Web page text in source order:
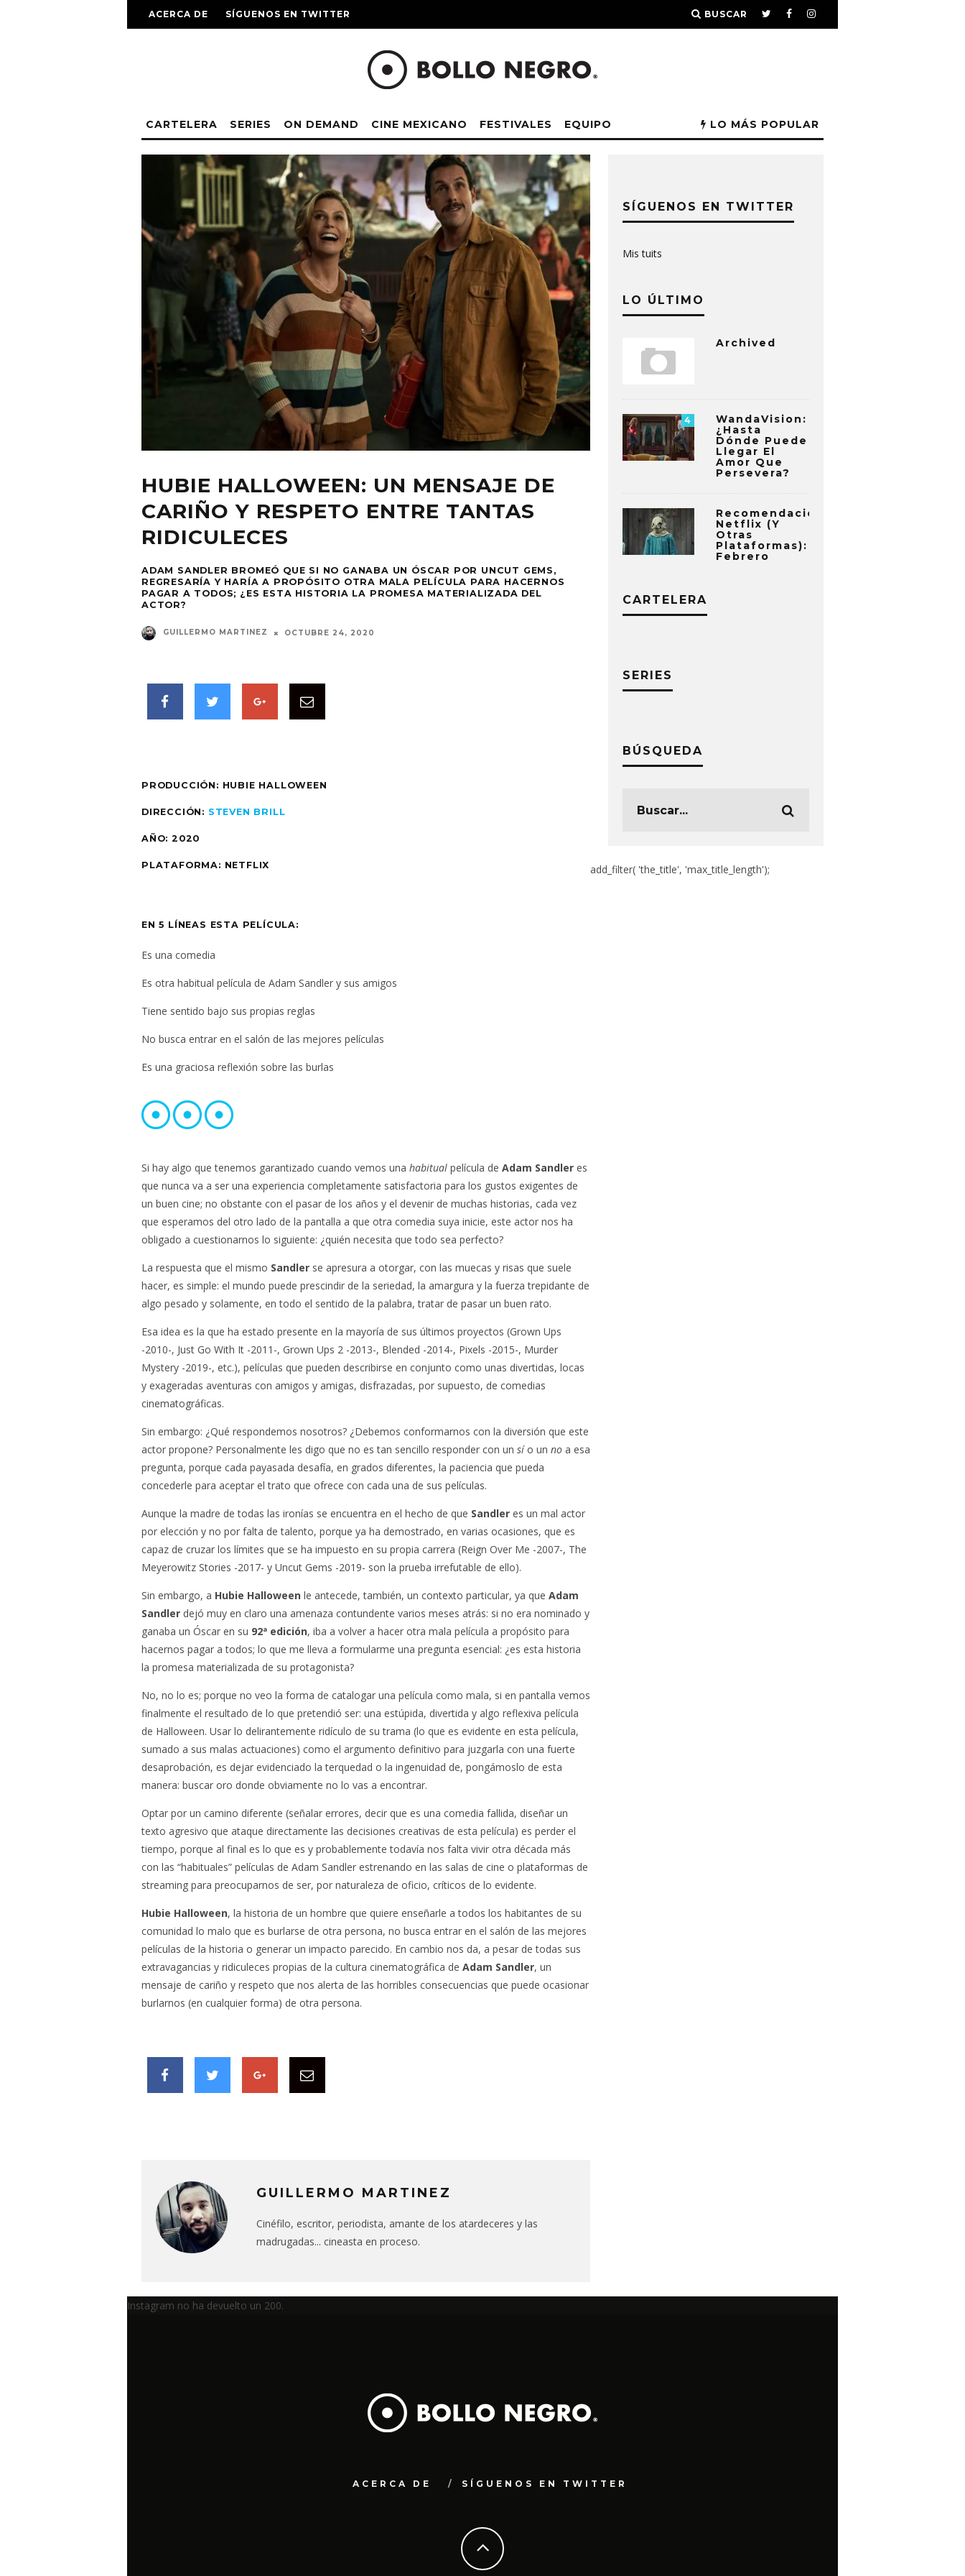
ACERCA DE SÍGUENOS EN TWITTER BUSCAR
CARTELERA SERIES ON DEMAND CINE MEXICANO FESTIVALES EQUIPO LO MÁS POPULAR
HUBIE HALLOWEEN: UN MENSAJE DE
CARIÑO Y RESPETO ENTRE TANTAS
RIDICULECES
ADAM SANDLER BROMEÓ QUE SI NO GANABA UN ÓSCAR POR UNCUT GEMS,
REGRESARÍA Y HARÍA A PROPÓSITO OTRA MALA PELÍCULA PARA HACERNOS
PAGAR A TODOS; ¿ES ESTA HISTORIA LA PROMESA MATERIALIZADA DEL
ACTOR?
GUILLERMO MARTINEZ OCTUBRE 24, 2020
PRODUCCIÓN: HUBIE HALLOWEEN
DIRECCIÓN: STEVEN BRILL
AÑO: 2020
PLATAFORMA: NETFLIX
EN 5 LÍNEAS ESTA PELÍCULA:
Es una comedia
Es otra habitual película de Adam Sandler y sus amigos
Tiene sentido bajo sus propias reglas
No busca entrar en el salón de las mejores películas
Es una graciosa reflexión sobre las burlas
Si hay algo que tenemos garantizado cuando vemos una habitual película de Adam Sandler es
que nunca va a ser una experiencia completamente satisfactoria para los gustos exigentes de
un buen cine; no obstante con el pasar de los años y el devenir de muchas historias, cada vez
que esperamos del otro lado de la pantalla a que otra comedia suya inicie, este actor nos ha
obligado a cuestionarnos lo siguiente: ¿quién necesita que todo sea perfecto?
La respuesta que el mismo Sandler se apresura a otorgar, con las muecas y risas que suele
hacer, es simple: el mundo puede prescindir de la seriedad, la amargura y la fuerza trepidante de
algo pesado y solamente, en todo el sentido de la palabra, tratar de pasar un buen rato.
Esa idea es la que ha estado presente en la mayoría de sus últimos proyectos (Grown Ups
-2010-, Just Go With It -2011-, Grown Ups 2 -2013-, Blended -2014-, Pixels -2015-, Murder
Mystery -2019-, etc.), películas que pueden describirse en conjunto como unas divertidas, locas
y exageradas aventuras con amigos y amigas, disfrazadas, por supuesto, de comedias
cinematográficas.
Sin embargo: ¿Qué respondemos nosotros? ¿Debemos conformarnos con la diversión que este
actor propone? Personalmente les digo que no es tan sencillo responder con un sío un no a esa
pregunta, porque cada payasada desafía, en grados diferentes, la paciencia que pueda
concederle para aceptar el trato que ofrece con cada una de sus películas.
Aunque la madre de todas las ironías se encuentra en el hecho de que Sandler es un mal actor
por elección y no por falta de talento, porque ya ha demostrado, en varias ocasiones, que es
capaz de cruzar los límites que se ha impuesto en su propia carrera (Reign Over Me -2007-, The
Meyerowitz Stories -2017- y Uncut Gems -2019- son la prueba irrefutable de ello).
Sin embargo, a Hubie Halloween le antecede, también, un contexto particular, ya que Adam
Sandler dejó muy en claro una amenaza contundente varios meses atrás: si no era nominado y
ganaba un Óscar en su 92ª edición, iba a volver a hacer otra mala película a propósito para
hacernos pagar a todos; lo que me lleva a formularme una pregunta esencial: ¿es esta historia
la promesa materializada de su protagonista?
No, no lo es; porque no veo la forma de catalogar una película como mala, si en pantalla vemos
finalmente el resultado de lo que pretendió ser: una estúpida, divertida y algo reflexiva película
de Halloween. Usar lo delirantemente ridículo de su trama (lo que es evidente en esta película,
sumado a sus malas actuaciones) como el argumento definitivo para juzgarla con una fuerte
desaprobación, es dejar evidenciado la terquedad o la ingenuidad de, pongámoslo de esta
manera: buscar oro donde obviamente no lo vas a encontrar.
Optar por un camino diferente (señalar errores, decir que es una comedia fallida, diseñar un
texto agresivo que ataque directamente las decisiones creativas de esta película) es perder el
tiempo, porque al final es lo que es y probablemente todavía nos falta vivir otra década más
con las “habituales” películas de Adam Sandler estrenando en las salas de cine o plataformas de
streaming para preocuparnos de ser, por naturaleza de oficio, críticos de lo evidente.
Hubie Halloween, la historia de un hombre que quiere enseñarle a todos los habitantes de su
comunidad lo malo que es burlarse de otra persona, no busca entrar en el salón de las mejores
películas de la historia o generar un impacto parecido. En cambio nos da, a pesar de todas sus
extravagancias y ridiculeces propias de la cultura cinematográfica de Adam Sandler, un
mensaje de cariño y respeto que nos alerta de las horribles consecuencias que puede ocasionar
burlarnos (en cualquier forma) de otra persona.
GUILLERMO MARTINEZ
Cinéfilo, escritor, periodista, amante de los atardeceres y las
madrugadas... cineasta en proceso.
SÍGUENOS EN TWITTER
Mis tuits
LO ÚLTIMO
Archived
4
WandaVision:
¿Hasta
Dónde Puede
Llegar El
Amor Que
Persevera?
Recomendaciones
Netflix (y
Otras
Plataformas):
Febrero
CARTELERA
SERIES
BÚSQUEDA
add_filter( 'the_title', 'max_title_length');
Instagram no ha devuelto un 200.
ACERCA DE SÍGUENOS EN TWITTER